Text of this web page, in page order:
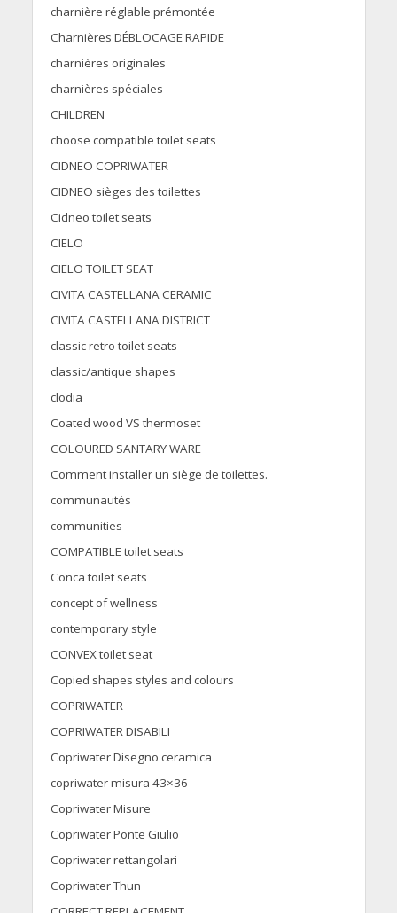
charnière réglable prémontée
Charnières DÉBLOCAGE RAPIDE
charnières originales
charnières spéciales
CHILDREN
choose compatible toilet seats
CIDNEO COPRIWATER
CIDNEO sièges des toilettes
Cidneo toilet seats
CIELO
CIELO TOILET SEAT
CIVITA CASTELLANA CERAMIC
CIVITA CASTELLANA DISTRICT
classic retro toilet seats
classic/antique shapes
clodia
Coated wood VS thermoset
COLOURED SANTARY WARE
Comment installer un siège de toilettes.
communautés
communities
COMPATIBLE toilet seats
Conca toilet seats
concept of wellness
contemporary style
CONVEX toilet seat
Copied shapes styles and colours
COPRIWATER
COPRIWATER DISABILI
Copriwater Disegno ceramica
copriwater misura 43×36
Copriwater Misure
Copriwater Ponte Giulio
Copriwater rettangolari
Copriwater Thun